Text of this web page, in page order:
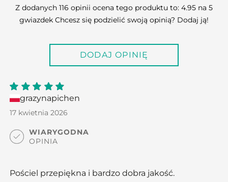
4.95
out of
5
Z dodanych 116 opinii ocena tego produktu to: 4.95 na 5
gwiazdek Chcesz się podzielić swoją opinią? Dodaj ją!
DODAJ OPINIĘ
5out
of 5
grazynapichen
17 kwietnia 2026
WIARYGODNA
OPINIA
Pościel przepiękna i bardzo dobra jakość.